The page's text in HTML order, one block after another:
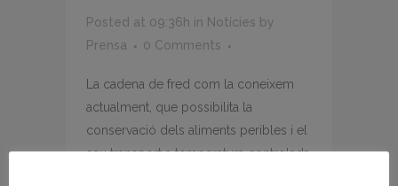
Posted at 09:36h in Notícies by
Prensa
0 Comments
La cadena de fred com la coneixem
actualment, que possibilita la
conservació dels aliments peribles i el
seu transport a temperatura controlada